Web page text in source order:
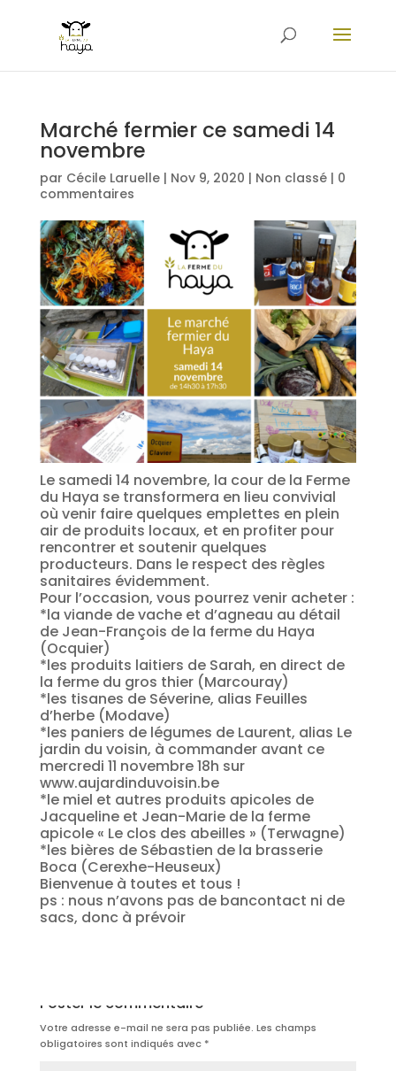
Marché fermier ce samedi 14
novembre
par Cécile Laruelle| Nov 9, 2020 | Non classé| 0
commentaires
Le samedi 14 novembre, la cour de la Ferme
du Haya se transformera en lieu convivial
où venir faire quelques emplettes en plein
air de produits locaux, et en profiter pour
rencontrer et soutenir quelques
producteurs. Dans le respect des règles
sanitaires évidemment.
Pour l’occasion, vous pourrez venir acheter :
*la viande de vache et d’agneau au détail
de Jean-François de la ferme du Haya
(Ocquier)
*les produits laitiers de Sarah, en direct de
la ferme du gros thier (Marcouray)
*les tisanes de Séverine, alias Feuilles
d’herbe (Modave)
*les paniers de légumes de Laurent, alias Le
jardin du voisin, à commander avant ce
mercredi 11 novembre 18h sur
www.aujardinduvoisin.be
*le miel et autres produits apicoles de
Jacqueline et Jean-Marie de la ferme
apicole « Le clos des abeilles » (Terwagne)
*les bières de Sébastien de la brasserie
Boca (Cerexhe-Heuseux)
Bienvenue à toutes et tous !
ps : nous n’avons pas de bancontact ni de
sacs, donc à prévoir
Poster le commentaire
Votre adresse e-mail ne sera pas publiée. Les champs
obligatoires sont indiqués avec *